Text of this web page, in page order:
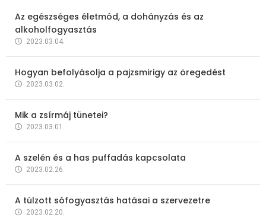
Az egészséges életmód, a dohányzás és az
alkoholfogyasztás
2023.03.04.
Hogyan befolyásolja a pajzsmirigy az öregedést
2023.03.02.
Mik a zsírmáj tünetei?
2023.03.01.
A szelén és a has puffadás kapcsolata
2023.02.26.
A túlzott sófogyasztás hatásai a szervezetre
2023.02.20.